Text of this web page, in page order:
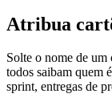
Atribua
Solte o nome de um
todos saibam quem
sprint, entregas de